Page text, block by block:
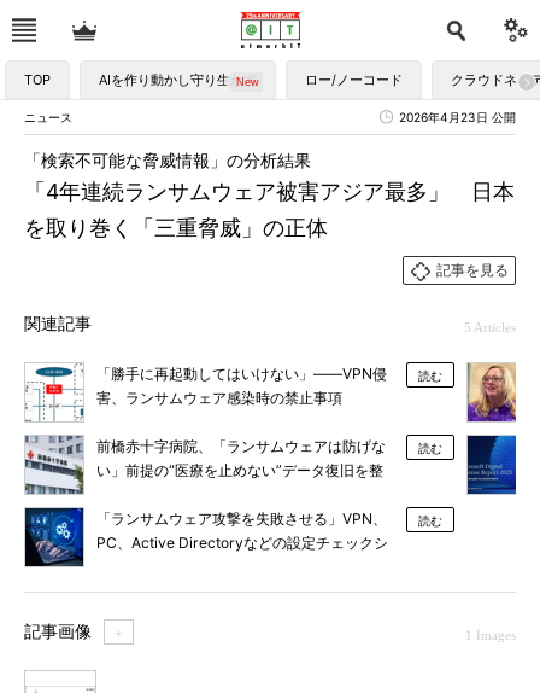
TOP AIを作り動かし守り生かす ロー/ノーコード クラウドネイ
ニュース 2026年4月23日 公開
「4年連続ランサムウェア被害アジア最多」 日本
を取り巻く「三重脅威」の正体
「検索不可能な脅威情報」の分析結果
記事を見る
関連記事 5 Articles
「勝手に再起動してはいけない」――VPN侵
害、ランサムウェア感染時の禁止事項
読む
前橋赤十字病院、「ランサムウェアは防げな
い」前提の“医療を止めない”データ復旧を整
読む
「ランサムウェア攻撃を失敗させる」VPN、
PC、Active Directoryなどの設定チェックシ
読む
記事画像 ＋ 1 Images